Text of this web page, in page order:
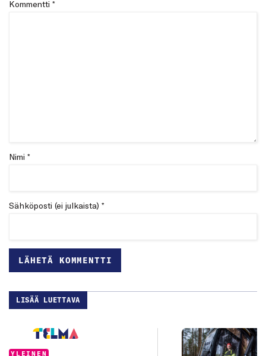
Kommentti *
Nimi *
Sähköposti (ei julkaista) *
LISÄÄ LUETTAVA
YLEINEN